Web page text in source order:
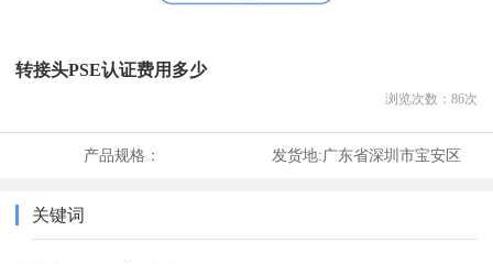
转接头PSE认证费用多少
浏览次数： 86次
产品规格： 发货地:广东省深圳市宝安区
关键词